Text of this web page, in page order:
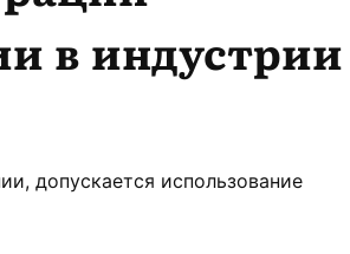
в индустрии
допускается использование